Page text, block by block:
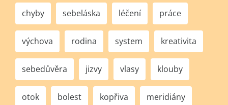
chyby sebeláska léčení práce
výchova rodina system kreativita
sebedůvěra jizvy vlasy klouby
otok bolest kopřiva meridiány